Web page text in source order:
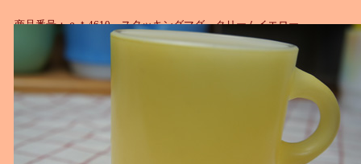
商品番号：ａｔ4610 スタッキングマグ クリームイエロー